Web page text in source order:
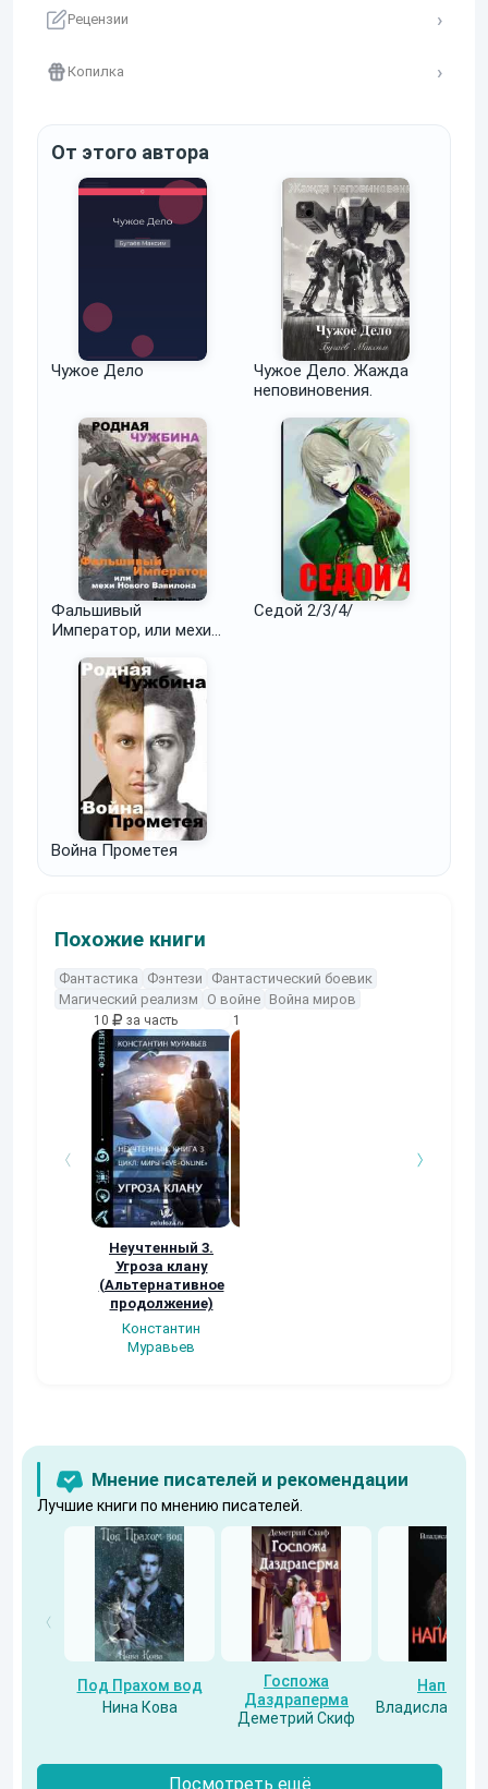
Рецензии
Копилка
От этого автора
Чужое Дело
Чужое Дело. Жажда
неповиновения.
Фальшивый
Император, или мехи
Седой 2/3/4/
Война Прометея
Похожие книги
Фантастика Фэнтези
Фантастический боевик
Магический реализм
О войне Война миров
10 за часть
Неучтенный 3.
Угроза клану
(Альтернативное
продолжение)
Константин
Муравьев
10
Мнение писателей и рекомендации
Лучшие книги по мнению писателей.
Под Прахом вод
Нина Кова
Госпожа
Даздраперма
Деметрий Скиф
Напарник
Владислав
Посмотреть ещё